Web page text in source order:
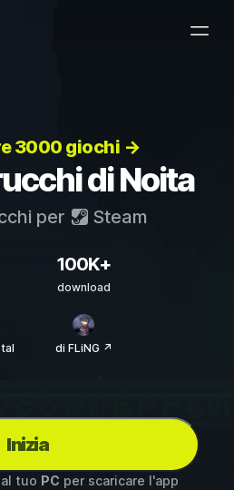
3000 giochi →
di Noita
per Steam
100K+
download
di FLiNG ↗
Inizia
tuo PC per scaricare l'app